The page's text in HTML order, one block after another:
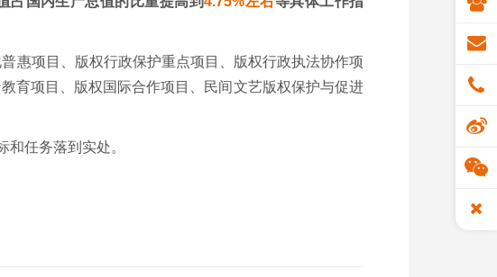
惠项目、版权行政保护重点项目、版权行政执法协作项
育项目、版权国际合作项目、民间文艺版权保护与促进
和任务落到实处。